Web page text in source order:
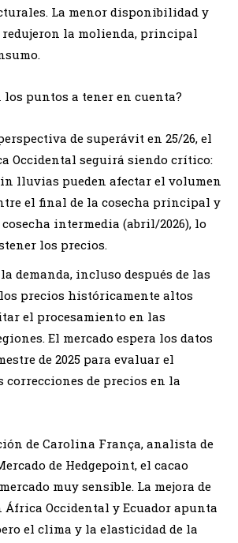
La menor disponibilidad y
la molienda, principal
los puntos a tener en cuenta?
de superávit en 25/26, el
Occidental seguirá siendo crítico:
lluvias pueden afectar el volumen
el final de la cosecha principal y
intermedia (abril/2026), lo
los precios.
demanda, incluso después de las
precios históricamente altos
el procesamiento en las
El mercado espera los datos
de 2025 para evaluar el
correcciones de precios en la
de Carolina França, analista de
de Hedgepoint, el cacao
muy sensible. La mejora de
Occidental y Ecuador apunta
el clima y la elasticidad de la